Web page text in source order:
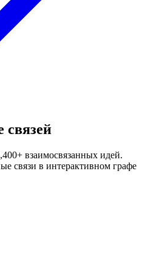
связей
взаимосвязанных идей.
связи в интерактивном графе